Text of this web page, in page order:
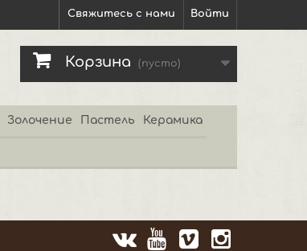
Войти
Свяжитесь с нами
Корзина (пусто)
Золочение Пастель Керамика